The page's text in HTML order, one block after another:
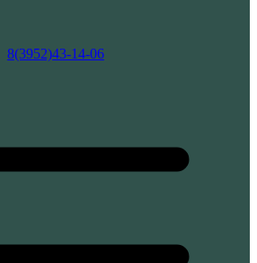
8(3952)43-14-06